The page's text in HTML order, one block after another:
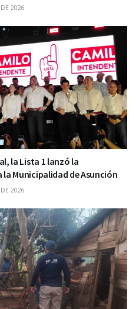
2026
la Lista 1 lanzó la
Municipalidad de Asunción
2026